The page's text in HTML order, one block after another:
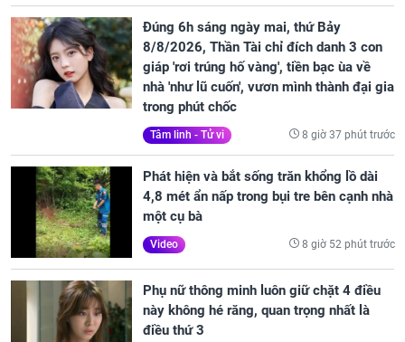
Đúng 6h sáng ngày mai, thứ Bảy
8/8/2026, Thần Tài chỉ đích danh 3 con
giáp 'rơi trúng hố vàng', tiền bạc ùa về
nhà 'như lũ cuốn', vươn mình thành đại gia
trong phút chốc
Tâm linh - Tử vi 8 giờ 37 phút trước
Phát hiện và bắt sống trăn khổng lồ dài
4,8 mét ẩn nấp trong bụi tre bên cạnh nhà
một cụ bà
Video 8 giờ 52 phút trước
Phụ nữ thông minh luôn giữ chặt 4 điều
này không hé răng, quan trọng nhất là
điều thứ 3